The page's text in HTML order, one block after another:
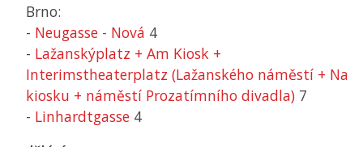
Brno:
- Neugasse - Nová 4
- Lažanskýplatz + Am Kiosk +
Interimstheaterplatz (Lažanského náměstí + Na
kiosku + náměstí Prozatímního divadla) 7
- Linhardtgasse 4